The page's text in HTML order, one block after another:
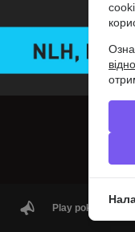
Play poker in